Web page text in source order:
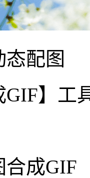
配图
】工
合成GIF